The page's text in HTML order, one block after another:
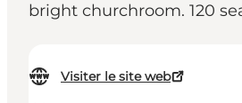
bright churchroom. 120
Visiter le site web